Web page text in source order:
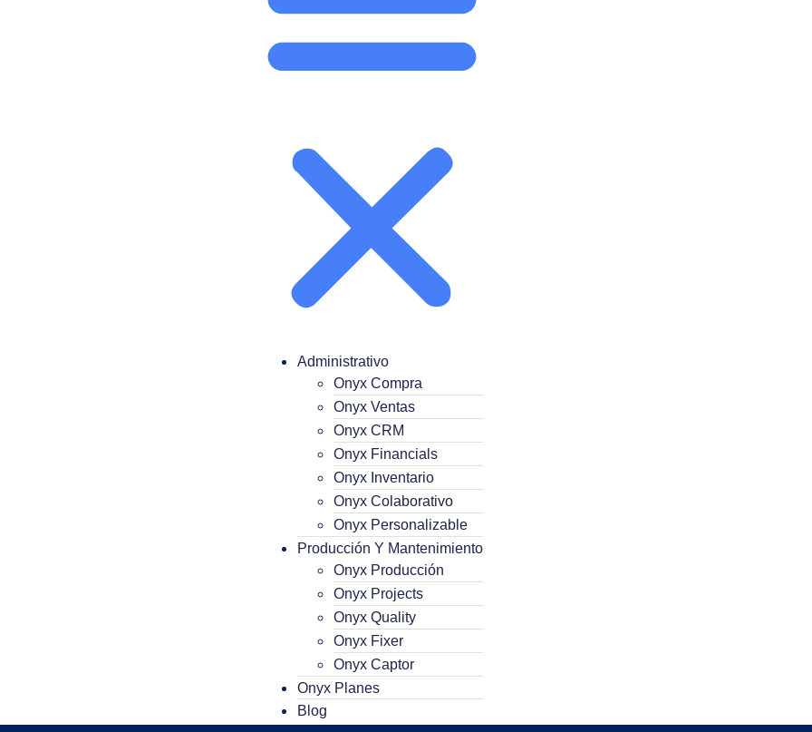
Administrativo
Onyx Compra
Onyx Ventas
Onyx CRM
Onyx Financials
Onyx Inventario
Onyx Colaborativo
Onyx Personalizable
Producción Y Mantenimiento
Onyx Producción
Onyx Projects
Onyx Quality
Onyx Fixer
Onyx Captor
Onyx Planes
Blog
Ingreso de Artículos Consumidos